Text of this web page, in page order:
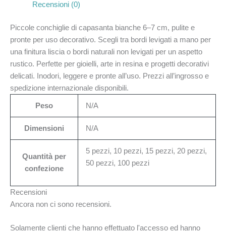
Recensioni (0)
Piccole conchiglie di capasanta bianche 6–7 cm, pulite e
pronte per uso decorativo. Scegli tra bordi levigati a mano per
una finitura liscia o bordi naturali non levigati per un aspetto
rustico. Perfette per gioielli, arte in resina e progetti decorativi
delicati. Inodori, leggere e pronte all’uso. Prezzi all’ingrosso e
spedizione internazionale disponibili.
Peso N/A
Dimensioni N/A
Quantità per
confezione
5 pezzi, 10 pezzi, 15 pezzi, 20 pezzi,
50 pezzi, 100 pezzi
Recensioni
Ancora non ci sono recensioni.
Solamente clienti che hanno effettuato l'accesso ed hanno